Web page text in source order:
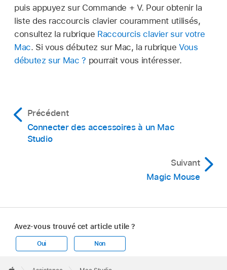
puis appuyez sur Commande + V. Pour obtenir la
liste des raccourcis clavier couramment utilisés,
consultez la rubrique Raccourcis clavier sur votre
Mac. Si vous débutez sur Mac, la rubriqueVous
débutez sur Mac ? pourrait vous intéresser.
Précédent
Connecter des accessoires à un Mac
Studio
Suivant
Magic Mouse
Avez-vous trouvé cet article utile ?
Oui Non
Footer